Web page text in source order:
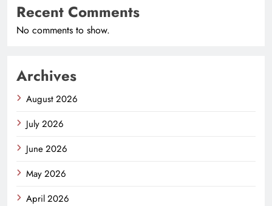
Recent Comments
No comments to show.
Archives
August 2026
July 2026
June 2026
May 2026
April 2026